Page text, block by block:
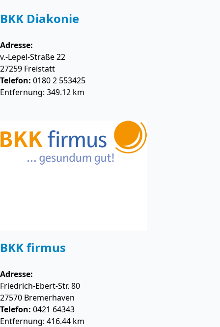
BKK Diakonie
Adresse:
v.-Lepel-Straße 22
27259 Freistatt
Telefon: 0180 2 553425
Entfernung: 349.12 km
BKK firmus
Adresse:
Friedrich-Ebert-Str. 80
27570 Bremerhaven
Telefon: 0421 64343
Entfernung: 416.44 km